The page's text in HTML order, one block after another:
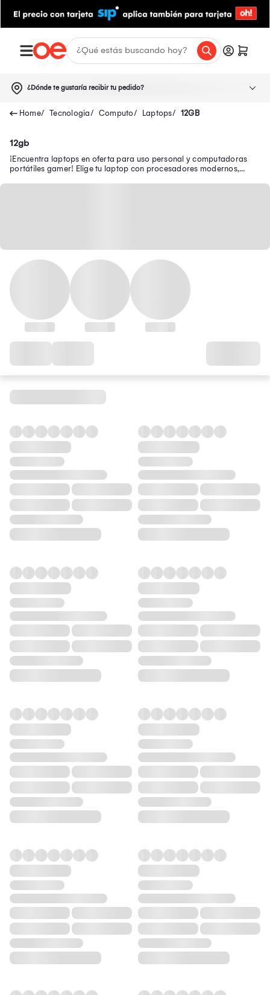
¿Dónde te gustaría recibir tu pedido?
Tecnologia Computo Laptops 12GB
12gb
¡Encuentra laptops en oferta para uso personal y computadoras
portátiles gamer! Elige tu laptop con procesadores modernos,